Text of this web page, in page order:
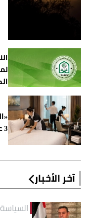
3 عاملين لكل غرفة فندقية
آخر الأخبار
السياسة